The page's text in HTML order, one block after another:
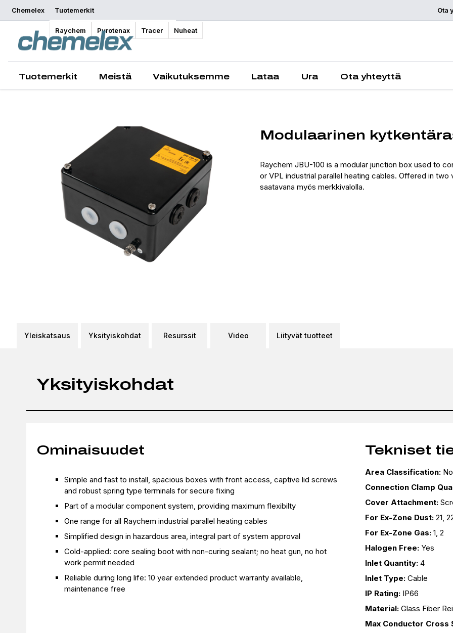
Chemelex Tuotemerkit
Raychem Pyrotenax Tracer Nuheat
Ota
Tuotemerkit Meistä Vaikutuksemme Lataa Ura Ota yhteyttä
Pyydä
Yleiskatsaus
Modulaarinen
Raychem JBU-100 is a modular junction box used to
or VPL industrial parallel heating cables. Offered in
saatavana myös merkkivalolla.
Yleiskatsaus Yksityiskohdat Resurssit Video Liityvät tuotteet
Yksityiskohdat
Ominaisuudet
Simple and fast to install, spacious boxes with front access, captive lid screws
and robust spring type terminals for secure fixing
Part of a modular component system, providing maximum flexibilty
One range for all Raychem industrial parallel heating cables
Simplified design in hazardous area, integral part of system approval
Cold-applied: core sealing boot with non-curing sealant; no heat gun, no hot
work permit needed
Reliable during long life: 10 year extended product warranty available,
maintenance free
Tekniset
Area Classification:
Connection Clamp
Cover Attachment:
For Ex-Zone Dust: 21,
For Ex-Zone Gas: 1, 2
Halogen Free: Yes
Inlet Quantity: 4
Inlet Type: Cable
IP Rating: IP66
Material: Glass Fiber
Max Conductor Cross